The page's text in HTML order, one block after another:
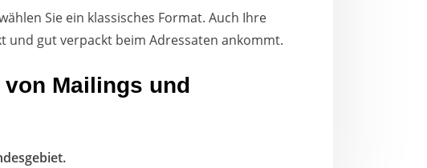
Sie ein klassisches Format. Auch Ihre
und gut verpackt beim Adressaten ankommt.
Mailings und